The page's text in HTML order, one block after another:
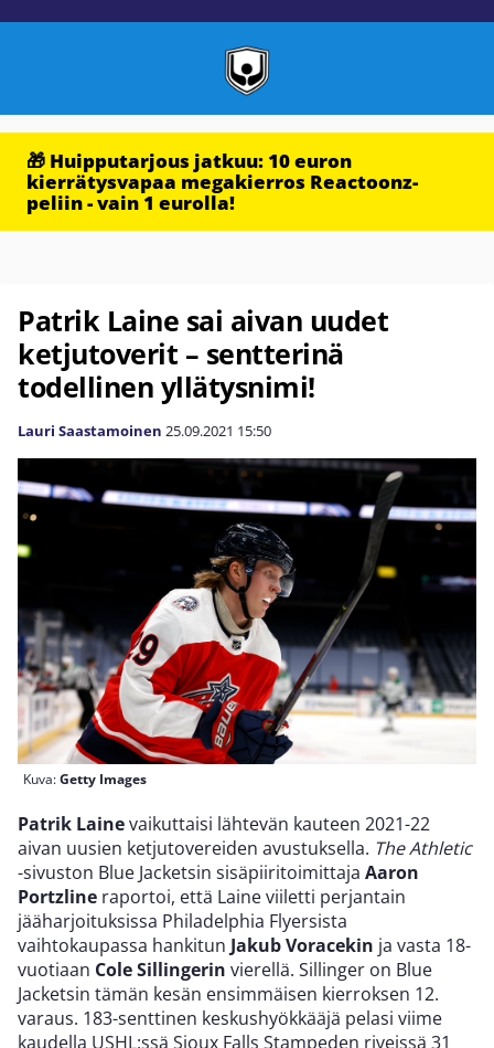
🎁 Huipputarjous jatkuu: 10 euron
kierrätysvapaa megakierros Reactoonz-
peliin - vain 1 eurolla!
Patrik Laine sai aivan uudet
ketjutoverit – sentterinä
todellinen yllätysnimi!
Lauri Saastamoinen 25.09.2021 15:50
Kuva:Getty Images
Patrik Lainevaikuttaisi lähtevän kauteen 2021-22
aivan uusien ketjutovereiden avustuksella. The Athletic
-sivuston Blue Jacketsin sisäpiiritoimittaja Aaron
Portzline raportoi, että Laine viiletti perjantain
jääharjoituksissa Philadelphia Flyersista
vaihtokaupassa hankitun Jakub Voracekin ja vasta 18-
vuotiaan Cole Sillingerin vierellä. Sillinger on Blue
Jacketsin tämän kesän ensimmäisen kierroksen 12.
varaus. 183-senttinen keskushyökkääjä pelasi viime
kaudella USHL:ssä Sioux Falls Stampeden riveissä 31